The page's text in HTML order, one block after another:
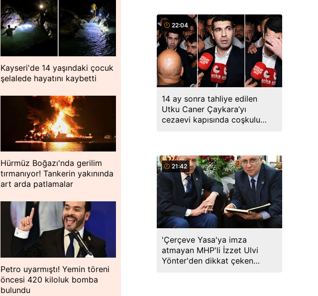
Kayseri'de 14 yaşındaki çocuk
şelalede hayatını kaybetti
Hürmüz Boğazı'nda gerilim
tırmanıyor! Tankerin yakınında
art arda patlamalar
Petro uyarmıştı! Yemin töreni
öncesi 420 kiloluk bomba
bulundu
22:04
14 ay sonra tahliye edilen
Utku Caner Çaykara’yı
cezaevi kapısında coşkulu
21:42
'Çerçeve Yasa'ya imza
atmayan MHP'li İzzet Ulvi
Yönter'den dikkat çeken